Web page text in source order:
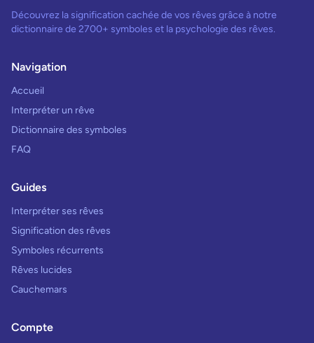
Découvrez la signification cachée de vos rêves grâce à notre
dictionnaire de 2700+ symboles et la psychologie des rêves.
Navigation
Accueil
Interpréter un rêve
Dictionnaire des symboles
FAQ
Guides
Interpréter ses rêves
Signification des rêves
Symboles récurrents
Rêves lucides
Cauchemars
Compte